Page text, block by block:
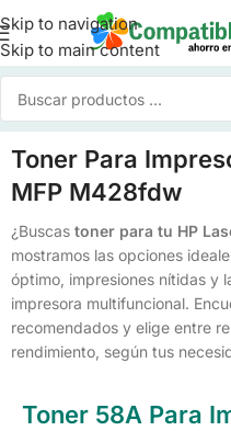
Skip to navigation
Skip to main content
Toner Para
MFP M428fdw
¿Buscas toner para tu HP
mostramos las opciones
óptimo, impresiones nítidas y
impresora multifuncional.
recomendados y elige entre
rendimiento, según tus
Toner 58A Para